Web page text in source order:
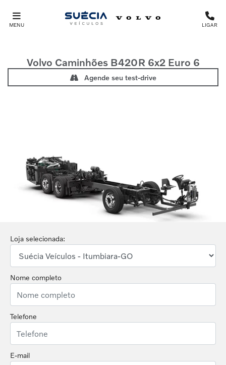
MENU LIGAR
Volvo CaminhõesB420R 6x2 Euro 6
Agende seu test-drive
Loja selecionada:
Nome completo
Telefone
E-mail
Anterior